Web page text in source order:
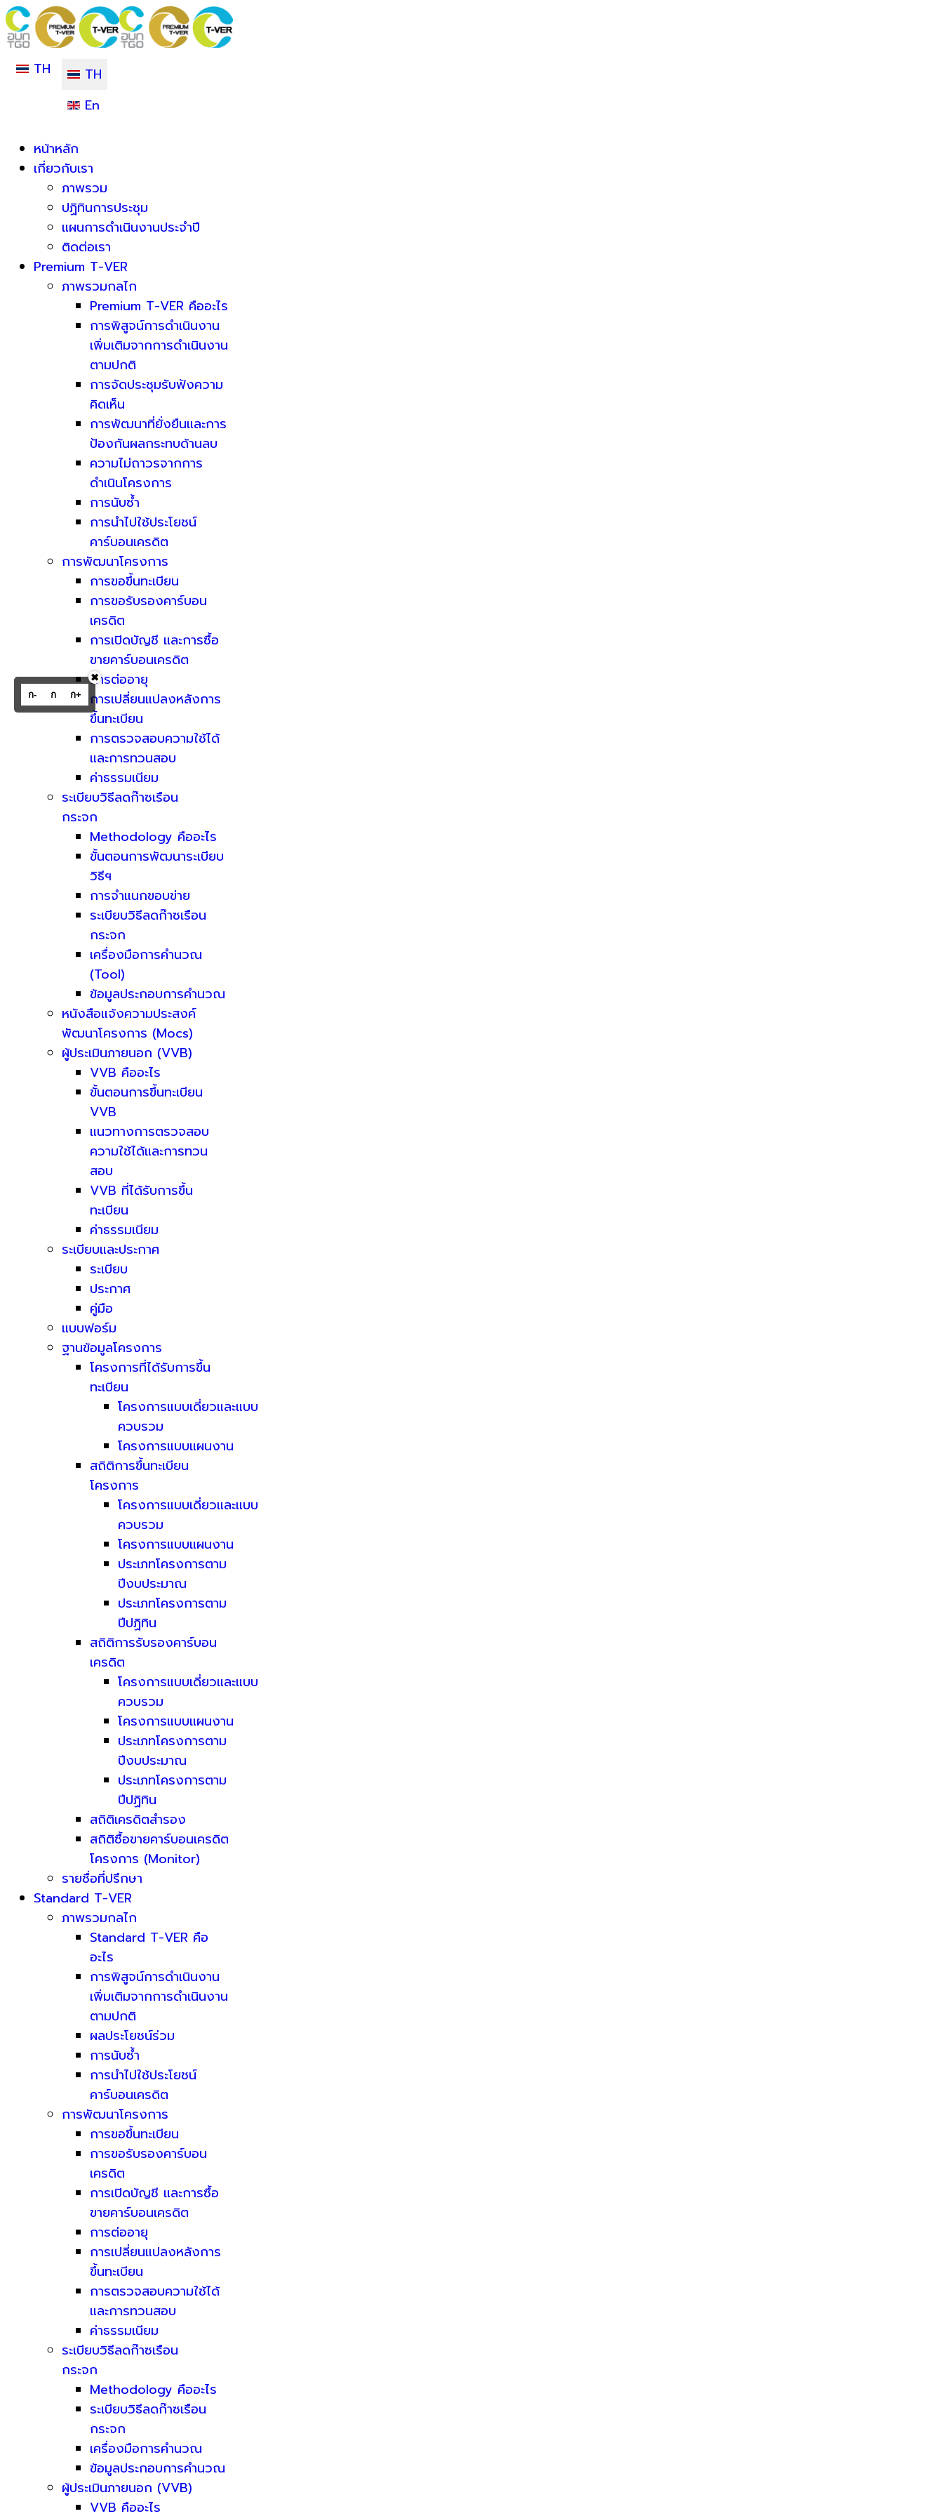
TH
TH
En
หน้าหลัก
เกี่ยวกับเรา
ภาพรวม
ปฏิทินการประชุม
แผนการดำเนินงานประจำปี
ติดต่อเรา
Premium T-VER
ภาพรวมกลไก
Premium T-VER คืออะไร
การพิสูจน์การดำเนินงาน
เพิ่มเติมจากการดำเนินงาน
ตามปกติ
การจัดประชุมรับฟังความ
คิดเห็น
การพัฒนาที่ยั่งยืนและการ
ป้องกันผลกระทบด้านลบ
ความไม่ถาวรจากการ
ดำเนินโครงการ
การนับซ้ำ
การนำไปใช้ประโยชน์
คาร์บอนเครดิต
การพัฒนาโครงการ
การขอขึ้นทะเบียน
การขอรับรองคาร์บอน
เครดิต
การเปิดบัญชี และการซื้อ
ขายคาร์บอนเครดิต
การต่ออายุ
การเปลี่ยนแปลงหลังการ
ขึ้นทะเบียน
การตรวจสอบความใช้ได้
และการทวนสอบ
ค่าธรรมเนียม
ระเบียบวิธีลดก๊าซเรือน
กระจก
Methodology คืออะไร
ขั้นตอนการพัฒนาระเบียบ
วิธีฯ
การจำแนกขอบข่าย
ระเบียบวิธีลดก๊าซเรือน
กระจก
เครื่องมือการคำนวณ
(Tool)
ข้อมูลประกอบการคำนวณ
หนังสือแจ้งความประสงค์
พัฒนาโครงการ (Mocs)
ผู้ประเมินภายนอก (VVB)
VVB คืออะไร
ขั้นตอนการขึ้นทะเบียน
VVB
แนวทางการตรวจสอบ
ความใช้ได้และการทวน
สอบ
VVB ที่ได้รับการขึ้น
ทะเบียน
ค่าธรรมเนียม
ระเบียบและประกาศ
ระเบียบ
ประกาศ
คู่มือ
แบบฟอร์ม
ฐานข้อมูลโครงการ
โครงการที่ได้รับการขึ้น
ทะเบียน
โครงการแบบเดี่ยวและแบบ
ควบรวม
โครงการแบบแผนงาน
สถิติการขึ้นทะเบียน
โครงการ
โครงการแบบเดี่ยวและแบบ
ควบรวม
โครงการแบบแผนงาน
ประเภทโครงการตาม
ปีงบประมาณ
ประเภทโครงการตาม
ปีปฏิทิน
สถิติการรับรองคาร์บอน
เครดิต
โครงการแบบเดี่ยวและแบบ
ควบรวม
โครงการแบบแผนงาน
ประเภทโครงการตาม
ปีงบประมาณ
ประเภทโครงการตาม
ปีปฏิทิน
สถิติเครดิตสำรอง
สถิติซื้อขายคาร์บอนเครดิต
โครงการ (Monitor)
รายชื่อที่ปรึกษา
Standard T-VER
ภาพรวมกลไก
Standard T-VER คือ
อะไร
การพิสูจน์การดำเนินงาน
เพิ่มเติมจากการดำเนินงาน
ตามปกติ
ผลประโยชน์ร่วม
การนับซ้ำ
การนำไปใช้ประโยชน์
คาร์บอนเครดิต
การพัฒนาโครงการ
การขอขึ้นทะเบียน
การขอรับรองคาร์บอน
เครดิต
การเปิดบัญชี และการซื้อ
ขายคาร์บอนเครดิต
การต่ออายุ
การเปลี่ยนแปลงหลังการ
ขึ้นทะเบียน
การตรวจสอบความใช้ได้
และการทวนสอบ
ค่าธรรมเนียม
ระเบียบวิธีลดก๊าซเรือน
กระจก
Methodology คืออะไร
ระเบียบวิธีลดก๊าซเรือน
กระจก
เครื่องมือการคำนวณ
ข้อมูลประกอบการคำนวณ
ผู้ประเมินภายนอก (VVB)
VVB คืออะไร
ก- ก ก+
✖